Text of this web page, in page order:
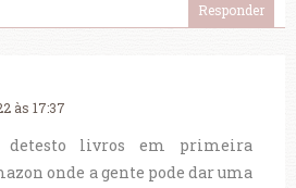
Responder
às 17:37
detesto livros em primeira
onde a gente pode dar uma